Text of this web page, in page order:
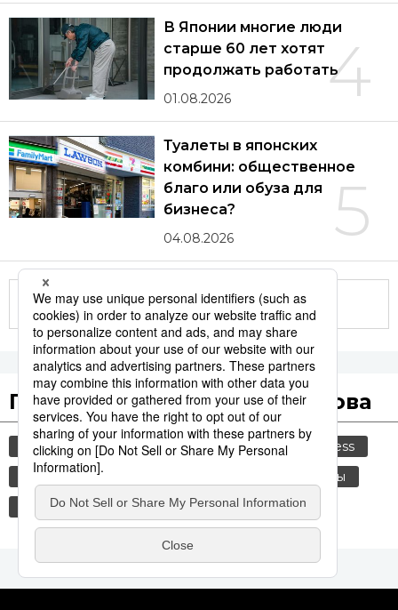
4
В Японии многие люди
старше 60 лет хотят
продолжать работать
01.08.2026
5
Туалеты в японских
комбини: общественное
благо или обуза для
бизнеса?
04.08.2026
Другие статьи по теме
Популярные поисковые слова
общество культура политика
jiji press
история
туалеты
технологии
комбини